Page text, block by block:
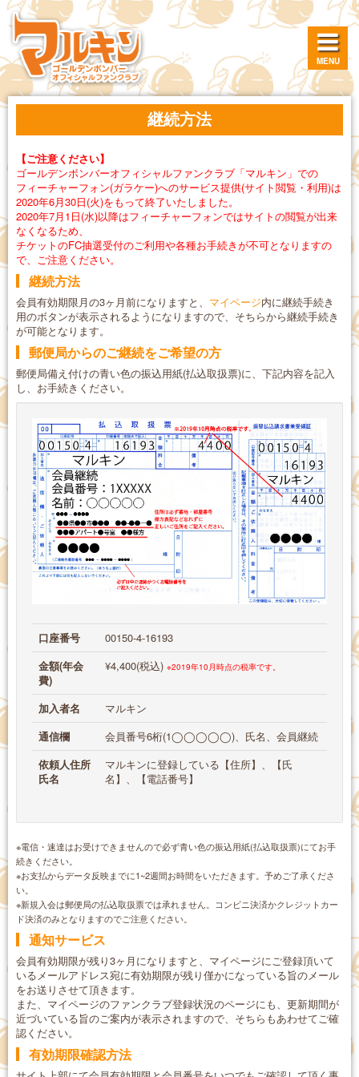
MENU
継続方法
【ご注意ください】
ゴールデンボンバーオフィシャルファンクラブ「マルキン」での
フィーチャーフォン(ガラケー)へのサービス提供(サイト閲覧・利用)は
2020年6月30日(火)をもって終了いたしました。
2020年7月1日(水)以降はフィーチャーフォンではサイトの閲覧が出来
なくなるため、
チケットのFC抽選受付のご利用や各種お手続きが不可となりますの
で、ご注意ください。
継続方法
会員有効期限月の3ヶ月前になりますと、 マイページ内に継続手続き
用のボタンが表示されるようになりますので、そちらから継続手続き
が可能となります。
郵便局からのご継続をご希望の方
郵便局備え付けの青い色の振込用紙(払込取扱票)に、下記内容を記入
し、お手続きください。
口座番号
00150-4-16193
金額(年会
費)
¥4,400(税込) ※2019年10月時点の税率です。
加入者名
マルキン
通信欄
会員番号6桁(1◯◯◯◯◯)、氏名、会員継続
依頼人住所
氏名
マルキンに登録している【住所】、【氏
名】、【電話番号】
※電信・速達はお受けできませんので必ず青い色の振込用紙(払込取扱票)にてお手
続きください。
※お支払からデータ反映までに1~2週間お時間をいただきます。予めご了承くださ
い。
※新規入会は郵便局の払込取扱票では承れません。コンビニ決済かクレジットカー
ド決済のみとなりますのでご注意ください。
通知サービス
会員有効期限が残り3ヶ月になりますと、マイページにご登録頂いて
いるメールアドレス宛に有効期限が残り僅かになっている旨のメール
をお送りさせて頂きます。
また、マイページのファンクラブ登録状況のページにも、更新期間が
近づいている旨のご案内が表示されますので、そちらもあわせてご確
認ください。
有効期限確認方法